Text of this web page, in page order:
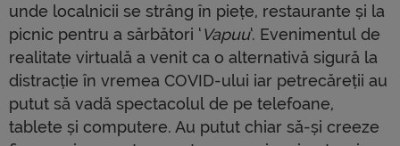
unde localnicii se strâng în piețe, restaurante și la
picnic pentru a sărbători ‘Vapuu‘. Evenimentul de
realitate virtuală a venit ca o alternativă sigură la
distracție în vremea COVID-ului iar petrecăreții au
putut să vadă spectacolul de pe telefoane,
tablete și computere. Au putut chiar să-și creeze